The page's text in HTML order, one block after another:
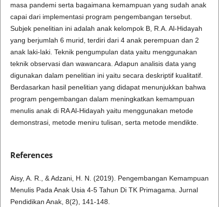
masa pandemi serta bagaimana kemampuan yang sudah anak
capai dari implementasi program pengembangan tersebut.
Subjek penelitian ini adalah anak kelompok B, R.A. Al-Hidayah
yang berjumlah 6 murid, terdiri dari 4 anak perempuan dan 2
anak laki-laki. Teknik pengumpulan data yaitu menggunakan
teknik observasi dan wawancara. Adapun analisis data yang
digunakan dalam penelitian ini yaitu secara deskriptif kualitatif.
Berdasarkan hasil penelitian yang didapat menunjukkan bahwa
program pengembangan dalam meningkatkan kemampuan
menulis anak di RA Al-Hidayah yaitu menggunakan metode
demonstrasi, metode meniru tulisan, serta metode mendikte.
References
Aisy, A. R., & Adzani, H. N. (2019). Pengembangan Kemampuan
Menulis Pada Anak Usia 4-5 Tahun Di TK Primagama. Jurnal
Pendidikan Anak, 8(2), 141-148.